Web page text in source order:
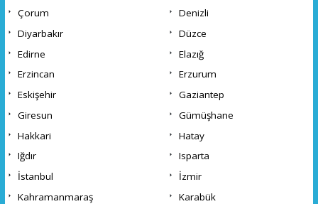
Çorum
Denizli
Diyarbakır
Düzce
Edirne
Elazığ
Erzincan
Erzurum
Eskişehir
Gaziantep
Giresun
Gümüşhane
Hakkari
Hatay
Iğdır
Isparta
İstanbul
İzmir
Kahramanmaraş
Karabük